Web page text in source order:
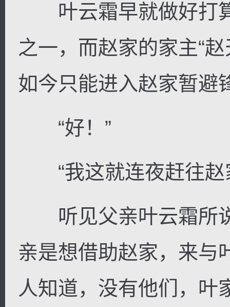
叶云霜早就做好打
之一，而赵家的家主“
如今只能进入赵家暂避
“好！”
“我这就连夜赶往赵
听见父亲叶云霜所
亲是想借助赵家，来与
人知道，没有他们，叶